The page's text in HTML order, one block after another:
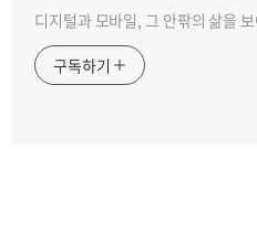
디지털과 모바일, 그 안팎의 삶을
구독하기